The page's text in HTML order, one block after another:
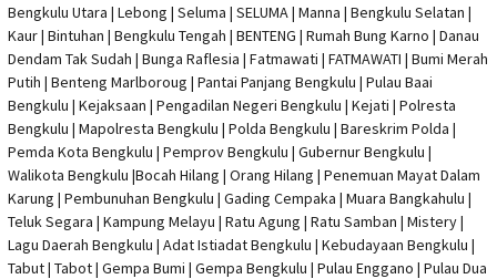
Bengkulu Utara | Lebong | Seluma | SELUMA | Manna | Bengkulu Selatan |
Kaur | Bintuhan | Bengkulu Tengah | BENTENG | Rumah Bung Karno | Danau
Dendam Tak Sudah | Bunga Raflesia | Fatmawati | FATMAWATI | Bumi Merah
Putih | Benteng Marlboroug | Pantai Panjang Bengkulu | Pulau Baai
Bengkulu | Kejaksaan | Pengadilan Negeri Bengkulu | Kejati | Polresta
Bengkulu | Mapolresta Bengkulu | Polda Bengkulu | Bareskrim Polda |
Pemda Kota Bengkulu | Pemprov Bengkulu | Gubernur Bengkulu |
Walikota Bengkulu |Bocah Hilang | Orang Hilang | Penemuan Mayat Dalam
Karung | Pembunuhan Bengkulu | Gading Cempaka | Muara Bangkahulu |
Teluk Segara | Kampung Melayu | Ratu Agung | Ratu Samban | Mistery |
Lagu Daerah Bengkulu | Adat Istiadat Bengkulu | Kebudayaan Bengkulu |
Tabut | Tabot | Gempa Bumi | Gempa Bengkulu | Pulau Enggano | Pulau Dua